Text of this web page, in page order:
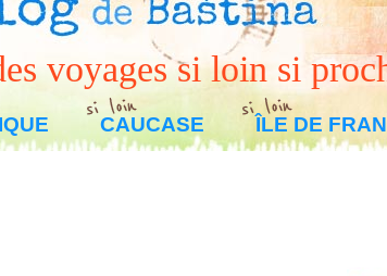
voyages si loin si
Aller
au
FASO MALI
SÉNÉGAL
CAUCASE
GÉORGIE
ÎLE DE